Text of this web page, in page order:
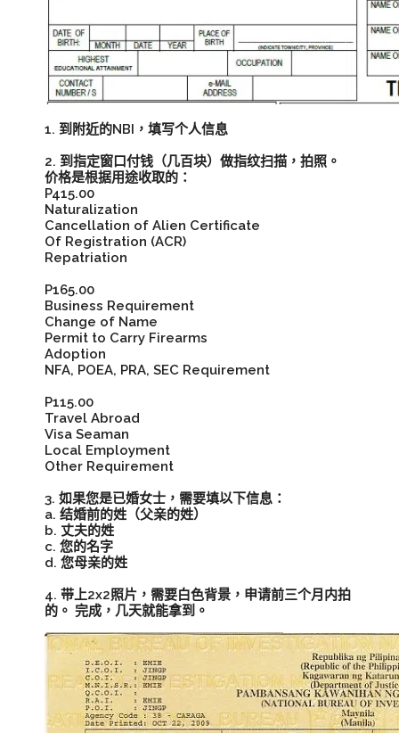
1. 到附近的NBI，填写个人信息
2. 到指定窗口付钱（几百块）做指纹扫描，拍照。
价格是根据用途收取的：
P415.00
Naturalization
Cancellation of Alien Certificate
Of Registration (ACR)
Repatriation
P165.00
Business Requirement
Change of Name
Permit to Carry Firearms
Adoption
NFA, POEA, PRA, SEC Requirement
P115.00
Travel Abroad
Visa Seaman
Local Employment
Other Requirement
3. 如果您是已婚女士，需要填以下信息：
a. 结婚前的姓（父亲的姓）
b. 丈夫的姓
c. 您的名字
d. 您母亲的姓
4. 带上2x2照片，需要白色背景，申请前三个月内拍
的。 完成，几天就能拿到。